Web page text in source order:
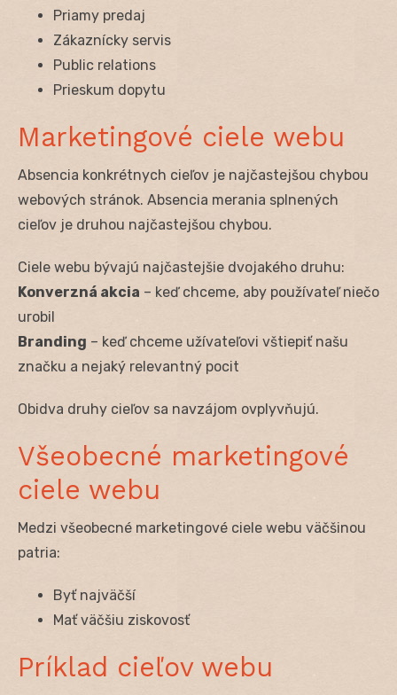
Priamy predaj
Zákaznícky servis
Public relations
Prieskum dopytu
Marketingové ciele webu
Absencia konkrétnych cieľov je najčastejšou chybou
webových stránok. Absencia merania splnených
cieľov je druhou najčastejšou chybou.
Ciele webu bývajú najčastejšie dvojakého druhu:
Konverzná akcia – keď chceme, aby používateľ niečo
urobil
Branding – keď chceme užívateľovi vštiepiť našu
značku a nejaký relevantný pocit
Obidva druhy cieľov sa navzájom ovplyvňujú.
Všeobecné marketingové
ciele webu
Medzi všeobecné marketingové ciele webu väčšinou
patria:
Byť najväčší
Mať väčšiu ziskovosť
Príklad cieľov webu